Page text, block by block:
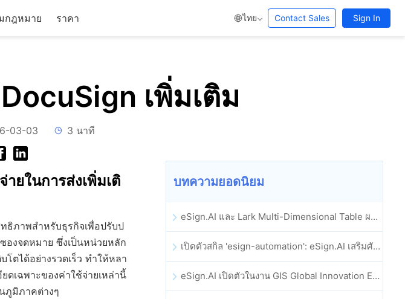
กฎหมาย ราคา ไทย Contact Sales Sign In
เพิ่มเติม
03-03 3 นาที
ยในการส่งเพิ่มเติ
ธิภาพสำหรับธุรกิจเพื่อปรับป
องจดหมาย ซึ่งเป็นหน่วยหลัก
ตได้อย่างรวดเร็ว ทำให้หลา
ดเฉพาะของค่าใช้จ่ายเหล่านี้
ภูมิภาคต่างๆ
บทความยอดนิยม
eSign.AI และ Lark Multi-Dimensional Table ผสานรวมกันอย่างเป็นทางการ: การลงนามและการเก็บถาวรสัญญาอิเล็กทรอนิกส์แบบอัตโนมัติเต็มรูปแบบ
เปิดตัวสกิล 'esign-automation': eSign.AI เสริมศักยภาพให้ OpenClaw ด้วยลายเซ็นอิเล็กทรอนิกส์อัตโนมัติ
eSign.AI เปิดตัวในงาน GIS Global Innovation Exhibition 2025